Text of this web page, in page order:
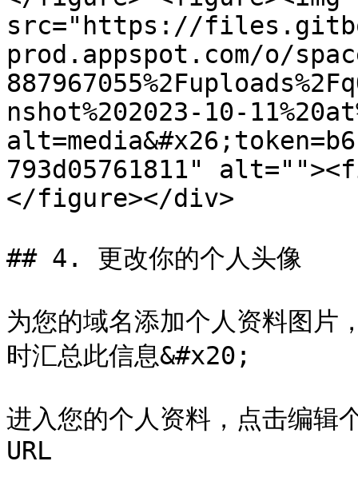
src="https://
prod.appspot.com/o/
nshot%202023-10-
793d05761811"
</figure></div>
## 4. 更改你的个人头像
为您的域名添加个人资料图
时汇总此信息&#x20;
进入您的个人资料，点击编辑
URL